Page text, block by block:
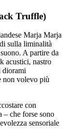
Truffle)
Marja Marja
sulla liminalità
A partire da
acustici, nastro
diorami
non volevo più
con
– che forse sono
sensoriale